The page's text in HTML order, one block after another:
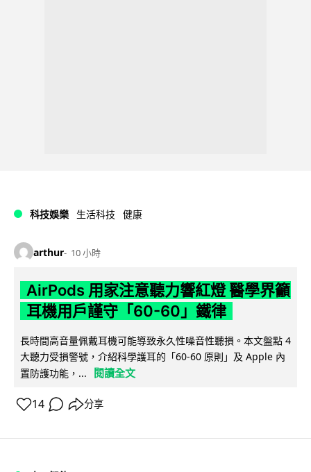
科技娛樂 生活科技 健康
arthur 10 小時
AirPods 用家注意聽力響紅燈 醫學界籲
耳機用戶謹守「60-60」鐵律
長時間高音量佩戴耳機可能導致永久性噪音性聽損。本文盤點 4
大聽力受損警號，介紹科學護耳的「60-60 原則」及 Apple 內
置防護功能，...
閱讀全文
14 分享